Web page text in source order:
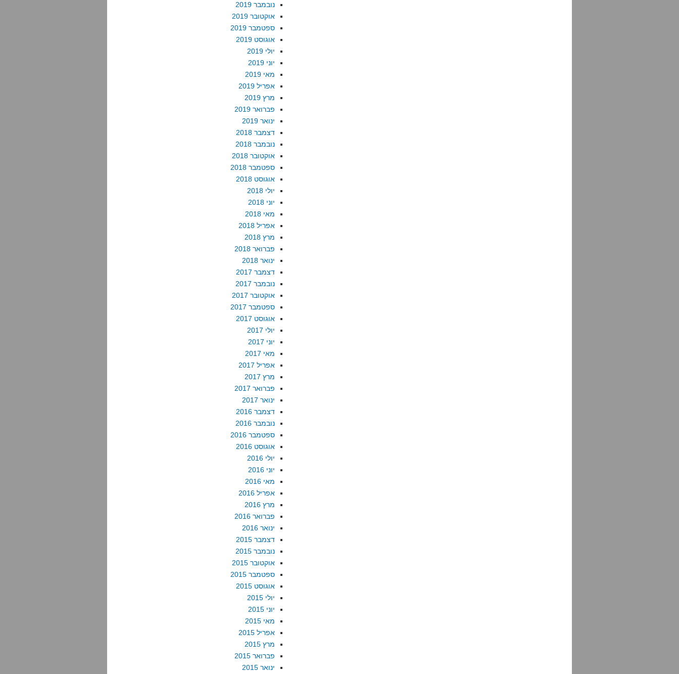
נובמבר 2019
אוקטובר 2019
ספטמבר 2019
אוגוסט 2019
יולי 2019
יוני 2019
מאי 2019
אפריל 2019
מרץ 2019
פברואר 2019
ינואר 2019
דצמבר 2018
נובמבר 2018
אוקטובר 2018
ספטמבר 2018
אוגוסט 2018
יולי 2018
יוני 2018
מאי 2018
אפריל 2018
מרץ 2018
פברואר 2018
ינואר 2018
דצמבר 2017
נובמבר 2017
אוקטובר 2017
ספטמבר 2017
אוגוסט 2017
יולי 2017
יוני 2017
מאי 2017
אפריל 2017
מרץ 2017
פברואר 2017
ינואר 2017
דצמבר 2016
נובמבר 2016
ספטמבר 2016
אוגוסט 2016
יולי 2016
יוני 2016
מאי 2016
אפריל 2016
מרץ 2016
פברואר 2016
ינואר 2016
דצמבר 2015
נובמבר 2015
אוקטובר 2015
ספטמבר 2015
אוגוסט 2015
יולי 2015
יוני 2015
מאי 2015
אפריל 2015
מרץ 2015
פברואר 2015
ינואר 2015